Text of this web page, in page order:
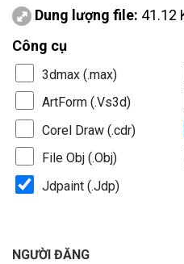
Dung lượng file: 41.12
Công cụ
3dmax (.max)
ArtForm (.Vs3d)
Corel Draw (.cdr)
File Obj (.Obj)
Jdpaint (.Jdp)
NGƯỜI ĐĂNG